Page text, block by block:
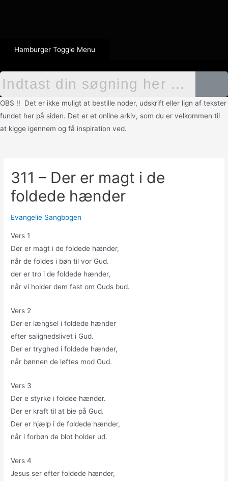
Hamburger Toggle Menu
OBS !! Det er ikke muligt at bestille noder, udskrift eller lign af tekster
fundet her på siden. Det er et online arkiv, som du er velkommen til
at kigge igennem og få inspiration ved.
311 – Der er magt i de
foldede hænder
Evangelie Sangbogen
Vers 1
Der er magt i de foldede hænder,
når de foldes i bøn til vor Gud.
der er tro i de foldede hænder,
når vi holder dem fast om Guds bud.
Vers 2
Der er længsel i foldede hænder
efter salighedslivet i Gud.
Der er tryghed i foldede hænder,
når bønnen de løftes mod Gud.
Vers 3
Der e styrke i foldee hænder.
Der er kraft til at bie på Gud.
Der er hjælp i de foldede hænder,
når i forbøn de blot holder ud.
Vers 4
Jesus ser efter foldede hænder,